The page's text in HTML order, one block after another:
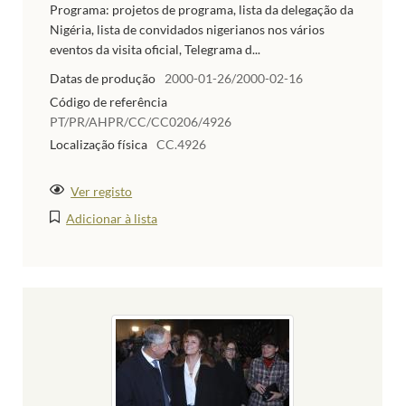
Programa: projetos de programa, lista da delegação da
Nigéria, lista de convidados nigerianos nos vários
eventos da visita oficial, Telegrama d...
Datas de produção
2000-01-26/2000-02-16
Código de referência
PT/PR/AHPR/CC/CC0206/4926
Localização física CC.4926
Ver registo
Adicionar à lista